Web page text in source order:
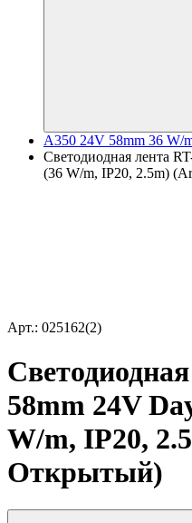
A350 24V 58mm 36 W/
Светодиодная лента
(36 W/m, IP20, 2.5m)
Арт.: 025162(2)
58mm 24V
W/m, IP20,
Открытый)